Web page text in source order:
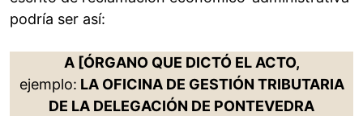
podría ser así:
A [ÓRGANO QUE DICTÓ EL ACTO,
ejemplo: LA OFICINA DE GESTIÓN TRIBUTARIA
DE LA DELEGACIÓN DE PONTEVEDRA